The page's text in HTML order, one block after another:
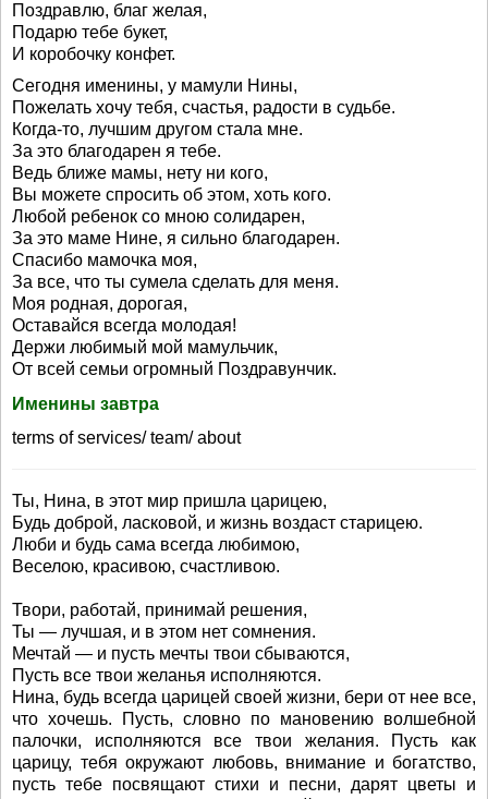
Поздравлю, благ желая,
Подарю тебе букет,
И коробочку конфет.
Сегодня именины, у мамули Нины,
Пожелать хочу тебя, счастья, радости в судьбе.
Когда-то, лучшим другом стала мне.
За это благодарен я тебе.
Ведь ближе мамы, нету ни кого,
Вы можете спросить об этом, хоть кого.
Любой ребенок со мною солидарен,
За это маме Нине, я сильно благодарен.
Спасибо мамочка моя,
За все, что ты сумела сделать для меня.
Моя родная, дорогая,
Оставайся всегда молодая!
Держи любимый мой мамульчик,
От всей семьи огромный Поздравунчик.
Именины завтра
terms of services/ team/ about
Ты, Нина, в этот мир пришла царицею,
Будь доброй, ласковой, и жизнь воздаст старицею.
Люби и будь сама всегда любимою,
Веселою, красивою, счастливою.
Твори, работай, принимай решения,
Ты — лучшая, и в этом нет сомнения.
Мечтай — и пусть мечты твои сбываются,
Пусть все твои желанья исполняются.
Нина, будь всегда царицей своей жизни, бери от нее все,
что хочешь. Пусть, словно по мановению волшебной
палочки, исполняются все твои желания. Пусть как
царицу, тебя окружают любовь, внимание и богатство,
пусть тебе посвящают стихи и песни, дарят цветы и